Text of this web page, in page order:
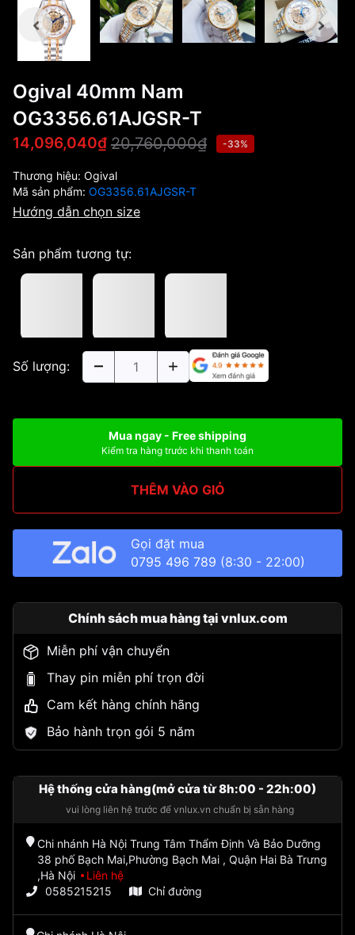
Ogival 40mm Nam
OG3356.61AJGSR-T
14,096,040₫ 20,760,000₫ -33%
Thương hiệu: Ogival
Mã sản phẩm: OG3356.61AJGSR-T
Hướng dẫn chọn size
Sản phẩm tương tự:
Số lượng:
Mua ngay - Free shipping
Kiểm tra hàng trước khi thanh toán
THÊM VÀO GIỎ
Gọi đặt mua
0795 496 789 (8:30 - 22:00)
Chính sách mua hàng tại vnlux.com
Miễn phí vận chuyển
Thay pin miễn phí trọn đời
Cam kết hàng chính hãng
Bảo hành trọn gói 5 năm
Hệ thống cửa hàng(mở cửa từ 8h:00 - 22h:00)
vui lòng liên hệ trước để vnlux.vn chuẩn bị sẵn hàng
Chi nhánh Hà Nội Trung Tâm Thẩm Định Và Bảo Dưỡng
38 phố Bạch Mai,Phường Bạch Mai , Quận Hai Bà Trưng
,Hà Nội
Liên hệ
0585215215
Chỉ đường